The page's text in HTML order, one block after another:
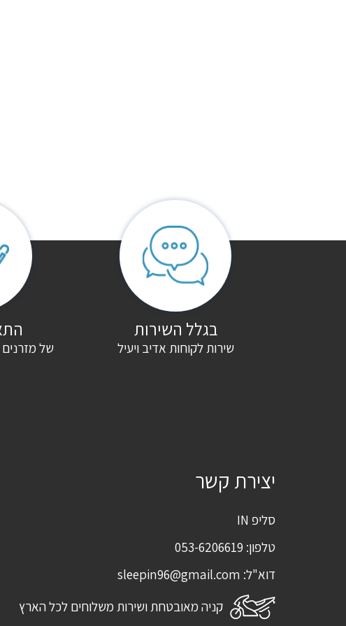
שדות החובה מסומנים
בגלל השירות
שירות לקוחות אדיב ויעיל של
יצירת קשר
סליפ IN
טלפון: 053-6206619
דוא"ל: sleepin96@gmail.com
קניה מאובטחת ושירות משלוחים לכל הארץ